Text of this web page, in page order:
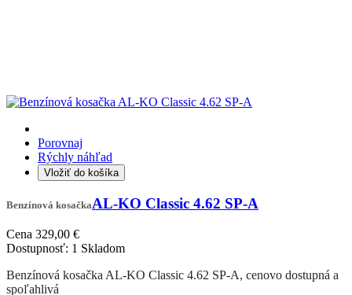
Porovnaj
Rýchly náhľad
Vložiť do košíka
Benzínová kosačkaAL-KO Classic 4.62 SP-A
Cena 329,00 €
Dostupnosť: 1 Skladom
Benzínová kosačka AL-KO Classic 4.62 SP-A, cenovo dostupná a
spoľahlivá